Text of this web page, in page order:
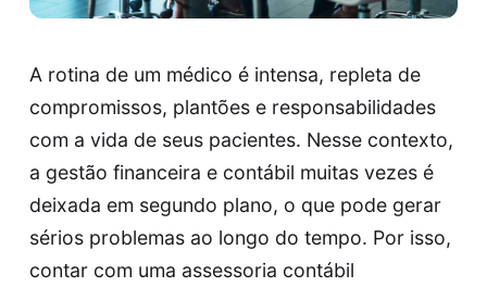
A rotina de um médico é intensa, repleta de
compromissos, plantões e responsabilidades
com a vida de seus pacientes. Nesse contexto,
a gestão financeira e contábil muitas vezes é
deixada em segundo plano, o que pode gerar
sérios problemas ao longo do tempo. Por isso,
contar com uma assessoria contábil